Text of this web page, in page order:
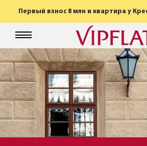
Первый взнос 8 млн и квартира у